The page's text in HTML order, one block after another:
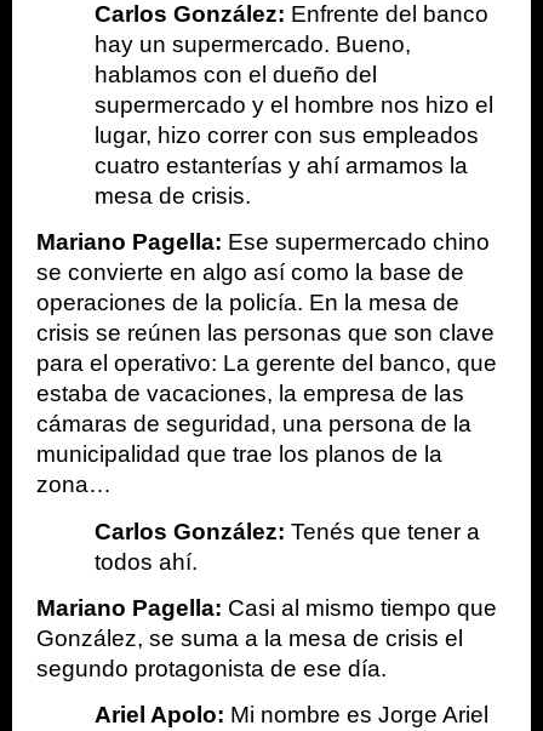
Carlos González: Enfrente del banco
hay un supermercado. Bueno,
hablamos con el dueño del
supermercado y el hombre nos hizo el
lugar, hizo correr con sus empleados
cuatro estanterías y ahí armamos la
mesa de crisis.
Mariano Pagella: Ese supermercado chino
se convierte en algo así como la base de
operaciones de la policía. En la mesa de
crisis se reúnen las personas que son clave
para el operativo: La gerente del banco, que
estaba de vacaciones, la empresa de las
cámaras de seguridad, una persona de la
municipalidad que trae los planos de la
zona…
Carlos González: Tenés que tener a
todos ahí.
Mariano Pagella: Casi al mismo tiempo que
González, se suma a la mesa de crisis el
segundo protagonista de ese día.
Ariel Apolo: Mi nombre es Jorge Ariel